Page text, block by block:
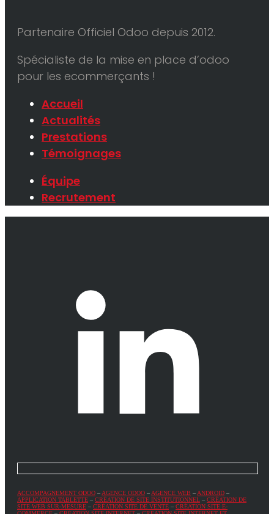
Partenaire Officiel Odoo depuis 2012.
Spécialiste de la mise en place d’odoo
pour les ecommerçants !
Accueil
Actualités
Prestations
Témoignages
Équipe
Recrutement
ACCOMPAGNEMENT ODOO – AGENCE ODOO – AGENCE WEB – ANDROID –
APPLICATION TABLETTE – CRÉATION DE SITE INSTITUTIONNEL – CRÉATION DE
SITE WEB SUR-MESURE – CRÉATION SITE DE VENTE – CRÉATION SITE E-